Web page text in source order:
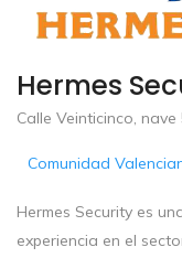
Hermes
Calle Veinticinco, nave
Comunidad
Hermes Security es
experiencia en el